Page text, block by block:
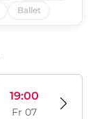
Ballet
19:00
Fr 07